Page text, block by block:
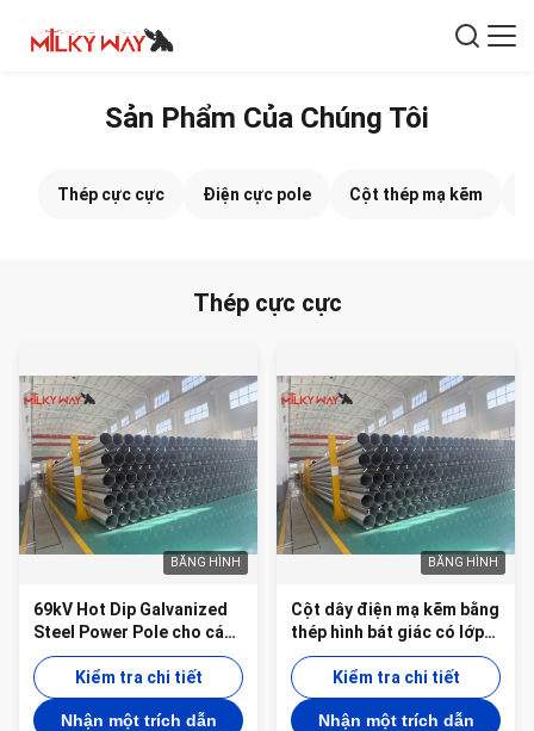
Sản Phẩm Của Chúng Tôi
Thép cực cực Điện cực pole Cột thép mạ kẽm
Thép cực cực
BĂNG HÌNH
69kV Hot Dip Galvanized
Steel Power Pole cho các
dự án tiện ích đường
truyền ở Philippines
Kiểm tra chi tiết
Nhận một trích dẫn
BĂNG HÌNH
Cột dây điện mạ kẽm bằng
thép hình bát giác có lớp
phủ bitum được cung cấp
với chiều dài 35FT, 45FT,
50FT, 55FT, 60FT, 65FT,
70FT và 90FT
Kiểm tra chi tiết
Nhận một trích dẫn